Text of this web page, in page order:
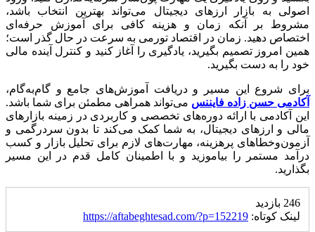
اصولی به بازار ارزهای دیجیتال می‌تواند بهترین انتخاب باشد،
مشروط بر آنکه زمان و هزینه کافی برای آموزش حرفه‌ای
اختصاص دهید. زمان در اقتصاد تورمی به سرعت در حال گذر است؛
همین امروز تصمیم بگیرید، یادگیری را آغاز کنید و کنترل آینده مالی
خود را به دست بگیرید.
برای شروع این مسیر و دریافت آموزش‌های جامع و گام‌به‌گام،
آکادمی حسن‌ زاده فایننس می‌تواند همراهی مطمئن برای شما باشد.
این آکادمی با ارائه دوره‌های تخصصی و کاربردی در زمینه بازارهای
مالی و ارزهای دیجیتال، به شما کمک می‌کند تا بدون سردرگمی و
آزمون‌وخطاهای پرهزینه، مهارت‌های لازم برای تحلیل بازار و کسب
درآمد مستمر را بیاموزید و با اطمینان کامل قدم در این مسیر
بگذارید.
246 بازدید
لینک کوتاه: https://aftabeghtesad.com/?p=152219